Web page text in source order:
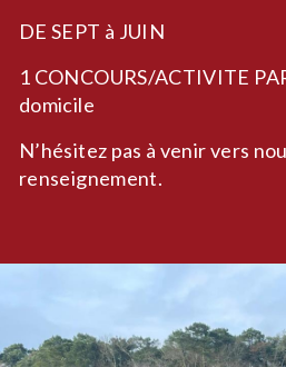
DE SEPT à JUIN
1 CONCOURS/ACTIVITE
domicile
N’hésitez pas à venir vers
renseignement.